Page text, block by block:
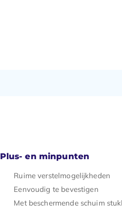
Plus- en minpunten
Ruime verstelmogelijkheden
Eenvoudig te bevestigen
Met beschermende schuim